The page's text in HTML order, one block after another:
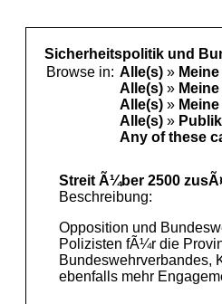
Sicherheitspolitik und
Browse in: Alle(s) »
Alle(s) »
Alle(s) »
Alle(s) »
Any of these
Streit Ã¼ber 2500
Beschreibung:
Opposition und
Polizisten fÃ¼r die
Bundeswehrverbandes,
ebenfalls mehr